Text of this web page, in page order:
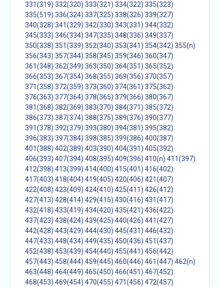
331(319) 332(320) 333(321) 334(322) 335(323)
335(519) 336(324) 337(325) 338(326) 339(327)
340(328) 341(329) 342(330) 343(331) 344(332)
345(333) 346(334) 347(335) 348(336) 349(337)
350(338) 351(339) 352(340) 353(341) 354(342) 355(n)
356(343) 357(344) 358(345) 359(346) 360(347)
361(348) 362(349) 363(350) 364(351) 365(352)
366(353) 367(354) 368(355) 369(356) 370(357)
371(358) 372(359) 373(360) 374(361) 375(362)
376(363) 377(364) 378(365) 379(366) 380(367)
381(368) 382(369) 383(370) 384(371) 385(372)
386(373) 387(374) 388(375) 389(376) 390(377)
391(378) 392(379) 393(380) 394(381) 395(382)
396(383) 397(384) 398(385) 399(386) 400(387)
401(388) 402(389) 403(390) 404(391) 405(392)
406(393) 407(394) 408(395) 409(396) 410(n) 411(397)
412(398) 413(399) 414(400) 415(401) 416(402)
417(403) 418(404) 419(405) 420(406) 421(407)
422(408) 423(409) 424(410) 425(411) 426(412)
427(413) 428(414) 429(415) 430(416) 431(417)
432(418) 433(419) 434(420) 435(421) 436(422)
437(423) 438(424) 439(425) 440(426) 441(427)
442(428) 443(429) 444(430) 445(431) 446(432)
447(433) 448(434) 449(435) 450(436) 451(437)
452(438) 453(439) 454(440) 455(441) 456(442)
457(443) 458(444) 459(445) 460(446) 461(447) 462(n)
463(448) 464(449) 465(450) 466(451) 467(452)
468(453) 469(454) 470(455) 471(456) 472(457)